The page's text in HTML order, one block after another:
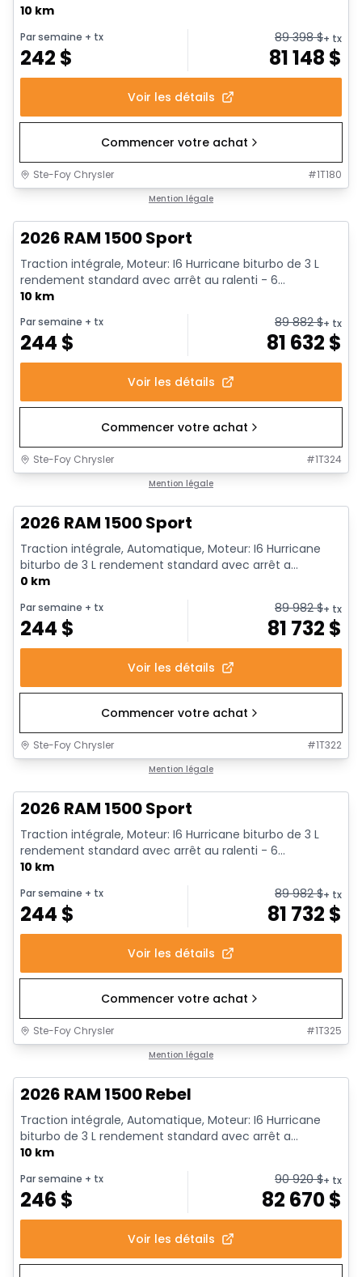
10 km
Par semaine + tx
242 $
89 398$+ tx
81 148 $
Voir les détails
Commencer votre achat
Ste-Foy Chrysler #1T180
Mention légale
2026 RAM 1500 Sport
Traction intégrale, Moteur: I6 Hurricane biturbo de 3 L
rendement standard avec arrêt au ralenti - 6...
10 km
Par semaine + tx
244 $
89 882$+ tx
81 632 $
Voir les détails
Commencer votre achat
Ste-Foy Chrysler #1T324
Mention légale
2026 RAM 1500 Sport
Traction intégrale, Automatique, Moteur: I6 Hurricane
biturbo de 3 L rendement standard avec arrêt a...
0 km
Par semaine + tx
244 $
89 982$+ tx
81 732 $
Voir les détails
Commencer votre achat
Ste-Foy Chrysler #1T322
Mention légale
2026 RAM 1500 Sport
Traction intégrale, Moteur: I6 Hurricane biturbo de 3 L
rendement standard avec arrêt au ralenti - 6...
10 km
Par semaine + tx
244 $
89 982$+ tx
81 732 $
Voir les détails
Commencer votre achat
Ste-Foy Chrysler #1T325
Mention légale
2026 RAM 1500 Rebel
Traction intégrale, Automatique, Moteur: I6 Hurricane
biturbo de 3 L rendement standard avec arrêt a...
10 km
Par semaine + tx
246 $
90 920$+ tx
82 670$
Voir les détails